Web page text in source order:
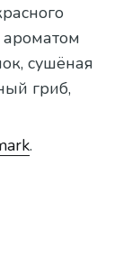
ароматом
сушёная
гриб,
.